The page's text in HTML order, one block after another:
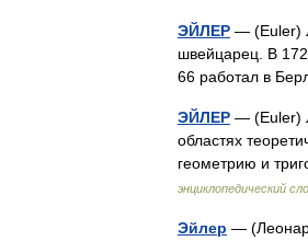
ЭЙЛЕР — (Euler)
швейцарец. В
66 работал в
ЭЙЛЕР — (Euler)
областях
геометрию и
энциклопедический
Эйлер —